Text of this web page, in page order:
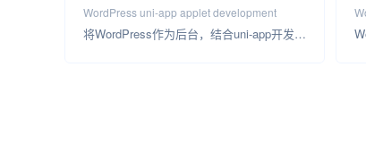
WordPress uni-app applet development
将WordPress作为后台，结合uni-app开发小程序，可以实现小程序和网站的无缝连接，充分利用WordPress所提供…